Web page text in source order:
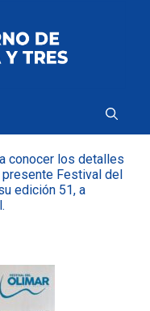
conocer los detalles
Festival del
edición 51, a